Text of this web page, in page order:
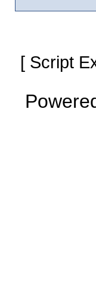
[ Script